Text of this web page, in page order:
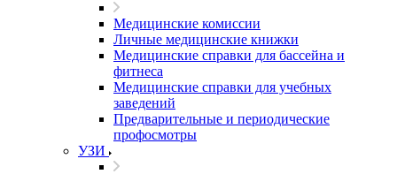
Медицинские комиссии
Личные медицинские книжки
Медицинские справки для бассейна и
фитнеса
Медицинские справки для учебных
заведений
Предварительные и периодические
профосмотры
УЗИ